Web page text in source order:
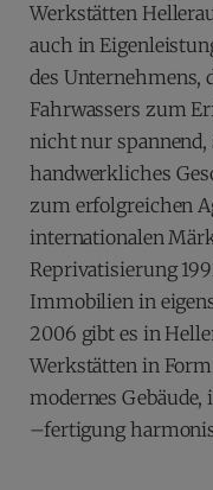
Werkstätten
auch in
des Unternehmens,
Fahrwassers zum
nicht nur spannend,
handwerkliches
zum erfolgreichen
internationalen
Reprivatisierung
Immobilien in
2006 gibt es in
Werkstätten in
modernes
–fertigung